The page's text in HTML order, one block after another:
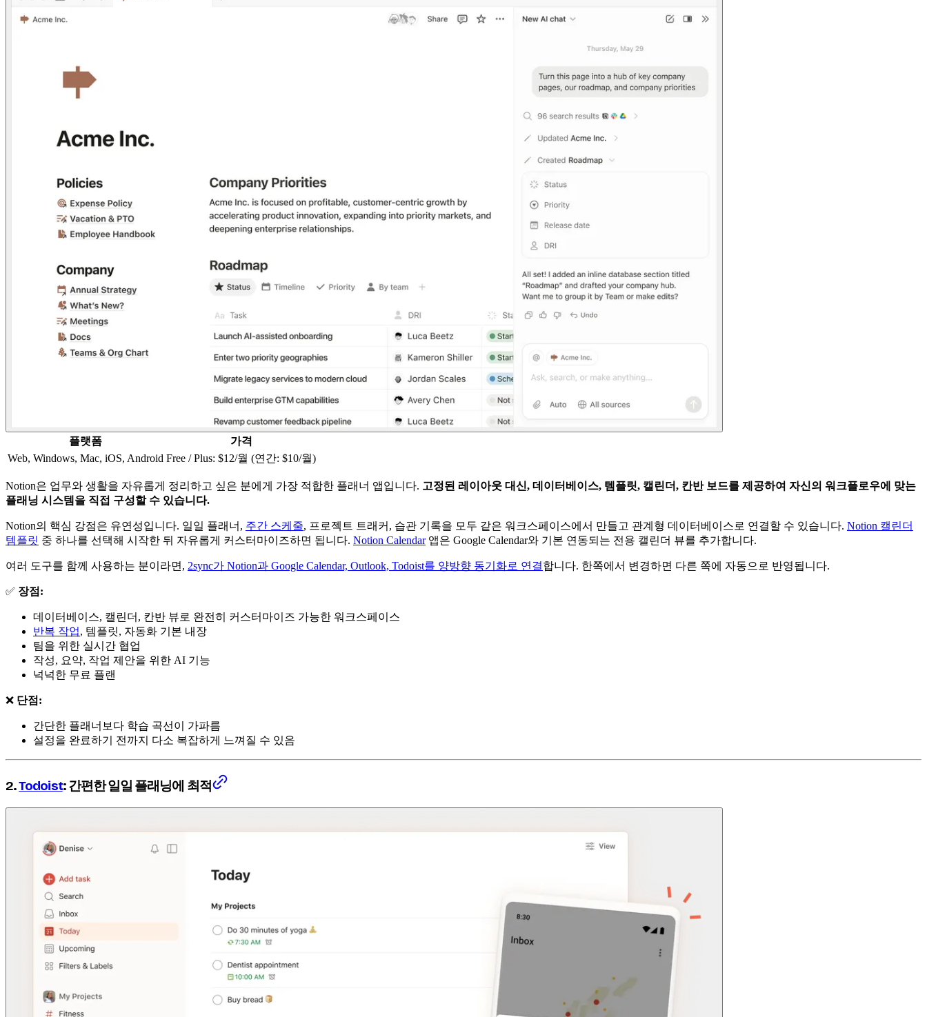
플랫폼
가격
Web, Windows, Mac, iOS, Android Free / Plus: $12/월 (연간: $10/월)
Notion은 업무와 생활을 자유롭게 정리하고 싶은 분에게 가장 적합한 플래너 앱입니다. 고정된 레이아웃 대신, 데이터베이스, 템플릿, 캘린더, 칸반 보드를 제공하여 자신의 워크플로우에 맞는
플래닝 시스템을 직접 구성할 수 있습니다.
Notion의 핵심 강점은 유연성입니다. 일일 플래너, 주간 스케줄, 프로젝트 트래커, 습관 기록을 모두 같은 워크스페이스에서 만들고 관계형 데이터베이스로 연결할 수 있습니다. Notion 캘린더
템플릿 중 하나를 선택해 시작한 뒤 자유롭게 커스터마이즈하면 됩니다. Notion Calendar앱은 Google Calendar와 기본 연동되는 전용 캘린더 뷰를 추가합니다.
여러 도구를 함께 사용하는 분이라면, 2sync가 Notion과 Google Calendar, Outlook, Todoist를 양방향 동기화로 연결합니다. 한쪽에서 변경하면 다른 쪽에 자동으로 반영됩니다.
✅ 장점:
데이터베이스, 캘린더, 칸반 뷰로 완전히 커스터마이즈 가능한 워크스페이스
반복 작업, 템플릿, 자동화 기본 내장
팀을 위한 실시간 협업
작성, 요약, 작업 제안을 위한 AI 기능
넉넉한 무료 플랜
❌ 단점:
간단한 플래너보다 학습 곡선이 가파름
설정을 완료하기 전까지 다소 복잡하게 느껴질 수 있음
2.Todoist: 간편한 일일 플래닝에 최적